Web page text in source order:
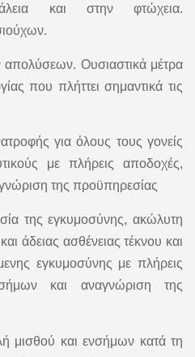
και στην φτώχεια.
Ουσιαστικά μέτρα
που πλήττει σημαντικά τις
για όλους τους γονείς
με πλήρεις αποδοχές,
της προϋπηρεσίας
εγκυμοσύνης, ακώλυτη
άδειας ασθένειας τέκνου και
εγκυμοσύνης με πλήρεις
και αναγνώριση της
και ενσήμων κατά τη